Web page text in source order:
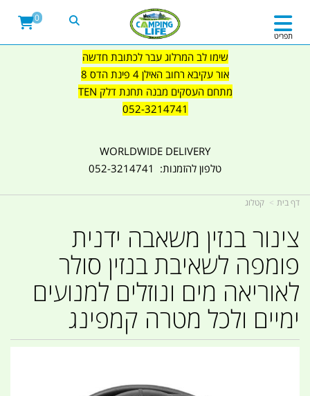
שימו לב המרלוג עבר לכתובת חדשה
אור עקיבא רחוב האילן 4 פינת הדס 8
מתחם העסקים מבנה תחנת דלק TEN
052-3214741
WORLDWIDE DELIVERY
טלפון להזמנות: 052-3214741
תפריט
0
דף בית קטלוג
צינור בנזין משאבה ידנית
פומפה לשאיבת בנזין סולר
לאוריאה מים ונוזלים למנועים
ימיים ולכל מטרה קמפינג